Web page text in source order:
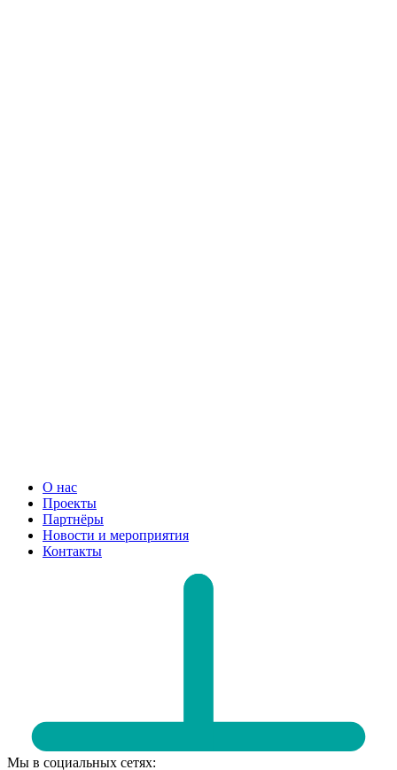
О нас
Проекты
Партнёры
Новости и мероприятия
Контакты
Мы в социальных сетях: